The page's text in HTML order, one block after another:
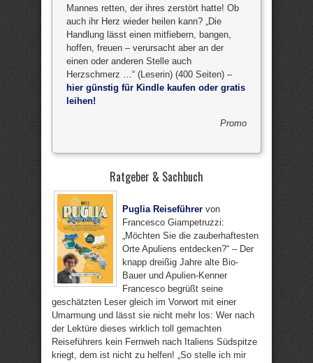
Mannes retten, der ihres zerstört hatte! Ob
auch ihr Herz wieder heilen kann? „Die
Handlung lässt einen mitfiebern, bangen,
hoffen, freuen – verursacht aber an der
einen oder anderen Stelle auch
Herzschmerz …“ (Leserin) (400 Seiten) –
hier günstig für Kindle kaufen oder gratis
leihen!
Promo
Ratgeber & Sachbuch
Puglia Reiseführer von
Francesco Giampetruzzi:
„Möchten Sie die zauberhaftesten
Orte Apuliens entdecken?“ – Der
knapp dreißig Jahre alte Bio-
Bauer und Apulien-Kenner
Francesco begrüßt seine
geschätzten Leser gleich im Vorwort mit einer
Umarmung und lässt sie nicht mehr los: Wer nach
der Lektüre dieses wirklich toll gemachten
Reiseführers kein Fernweh nach Italiens Südspitze
kriegt, dem ist nicht zu helfen! „So stelle ich mir